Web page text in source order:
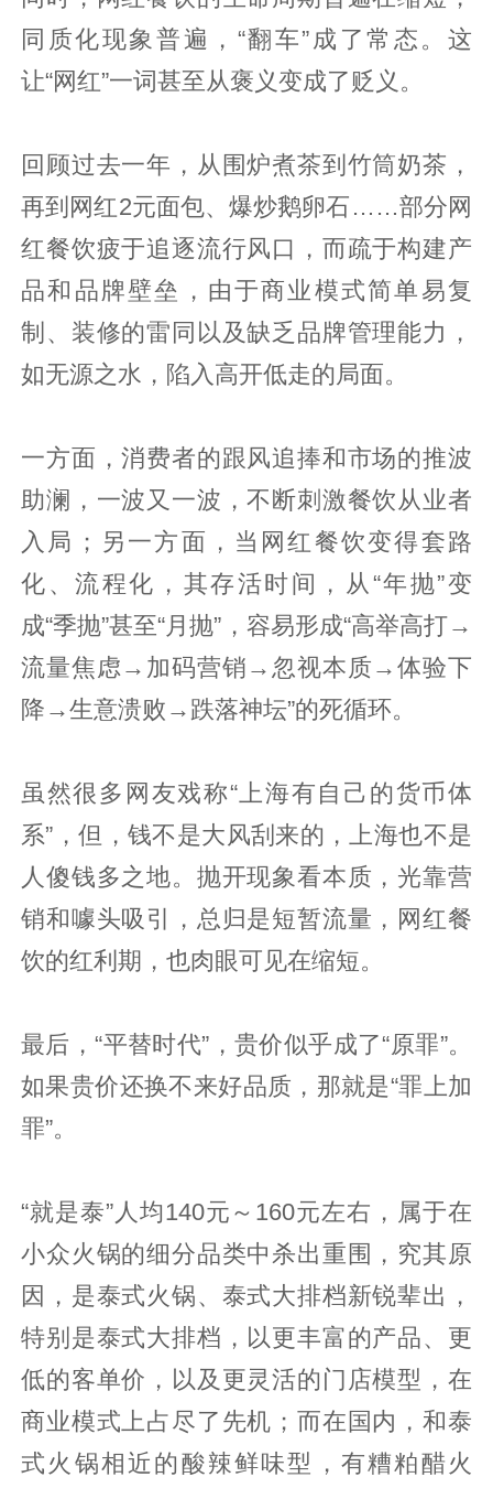
同质化现象普遍，“翻车”成了常态。这
让“网红”一词甚至从褒义变成了贬义。
回顾过去一年，从围炉煮茶到竹筒奶茶，
再到网红2元面包、爆炒鹅卵石……部分网
红餐饮疲于追逐流行风口，而疏于构建产
品和品牌壁垒，由于商业模式简单易复
制、装修的雷同以及缺乏品牌管理能力，
如无源之水，陷入高开低走的局面。
一方面，消费者的跟风追捧和市场的推波
助澜，一波又一波，不断刺激餐饮从业者
入局；另一方面，当网红餐饮变得套路
化、流程化，其存活时间，从“年抛”变
成“季抛”甚至“月抛”，容易形成“高举高打→
流量焦虑→加码营销→忽视本质→体验下
降→生意溃败→跌落神坛”的死循环。
虽然很多网友戏称“上海有自己的货币体
系”，但，钱不是大风刮来的，上海也不是
人傻钱多之地。抛开现象看本质，光靠营
销和噱头吸引，总归是短暂流量，网红餐
饮的红利期，也肉眼可见在缩短。
最后，“平替时代”，贵价似乎成了“原罪”。
如果贵价还换不来好品质，那就是“罪上加
罪”。
“就是泰”人均140元～160元左右，属于在
小众火锅的细分品类中杀出重围，究其原
因，是泰式火锅、泰式大排档新锐辈出，
特别是泰式大排档，以更丰富的产品、更
低的客单价，以及更灵活的门店模型，在
商业模式上占尽了先机；而在国内，和泰
式火锅相近的酸辣鲜味型，有糟粕醋火